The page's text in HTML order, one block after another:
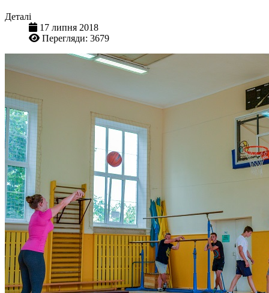
Деталі
17 липня 2018
Перегляди: 3679